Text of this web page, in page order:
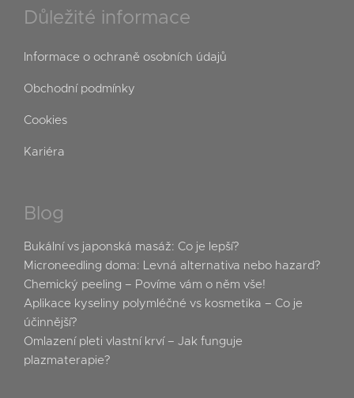
Důležité informace
Informace o ochraně osobních údajů
Obchodní podmínky
Cookies
Kariéra
Blog
Bukální vs japonská masáž: Co je lepší?
Microneedling doma: Levná alternativa nebo hazard?
Chemický peeling – Povíme vám o něm vše!
Aplikace kyseliny polymléčné vs kosmetika – Co je
účinnější?
Omlazení pleti vlastní krví – Jak funguje
plazmaterapie?